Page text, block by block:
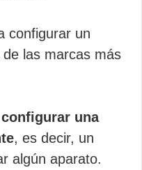
configurar un
las marcas más
configurar una
, es decir, un
algún aparato.